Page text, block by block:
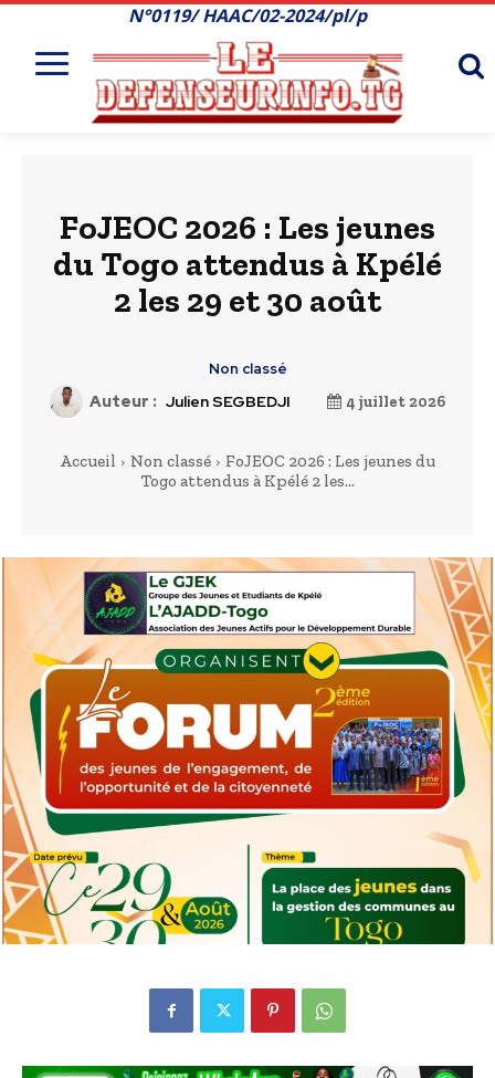
N°0119/ HAAC/02-2024/pl/p
FoJEOC 2026 : Les jeunes
du Togo attendus à Kpélé
2 les 29 et 30 août
Non classé
Auteur : Julien SEGBEDJI 4 juillet 2026
Accueil Non classé
FoJEOC 2026 : Les jeunes du
Togo attendus à Kpélé 2 les...